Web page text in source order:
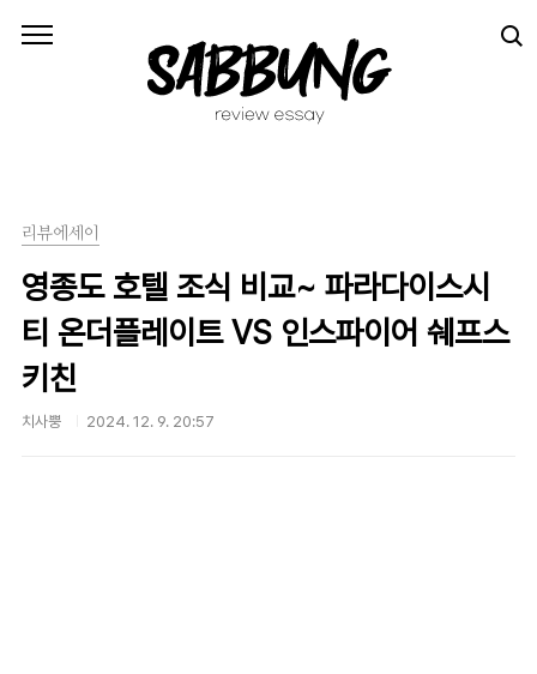
리뷰에세이
영종도 호텔 조식 비교~ 파라다이스시
티 온더플레이트 VS 인스파이어 쉐프스
키친
치사뿡 2024. 12. 9. 20:57